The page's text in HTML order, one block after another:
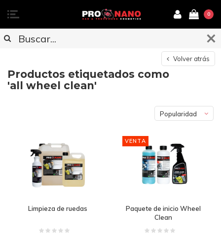
0
Volver atrás
Productos etiquetados como
'all wheel clean'
Popularidad
Limpieza de ruedas
VENTA
Paquete de inicio Wheel
Clean